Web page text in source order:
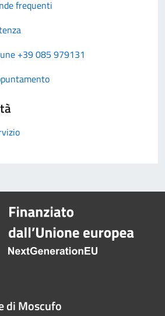
frequenti
+39 085 979131
di Moscufo